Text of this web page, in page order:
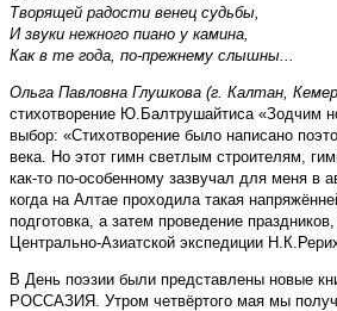
Творящей радости венец судьбы,
И звуки нежного пиано у камина,
Как в те года, по-прежнему слышны...
Ольга Павловна Глушкова (г. Калтан,
стихотворение Ю.Балтрушайтиса «Зодчим
выбор: «Стихотворение было написано
века. Но этот гимн светлым строителям,
как-то по-особенному зазвучал для меня в
когда на Алтае проходила такая
подготовка, а затем проведение
Центрально-Азиатской экспедиции
В День поэзии были представлены новые
РОССАЗИЯ. Утром четвёртого мая мы